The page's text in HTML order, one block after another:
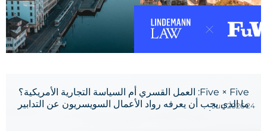
Five × Five: العمل القسري أم السياسة التجارية الأمريكية؟
ما الذي يجب أن يعرفه رواد الأعمال السويسريون عن التدابير24 Jun 2026